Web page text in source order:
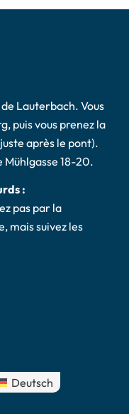
Lauterbach. Vous
puis vous prenez la
après le pont).
Mühlgasse 18-20.
:
pas par la
mais suivez les
Deutsch